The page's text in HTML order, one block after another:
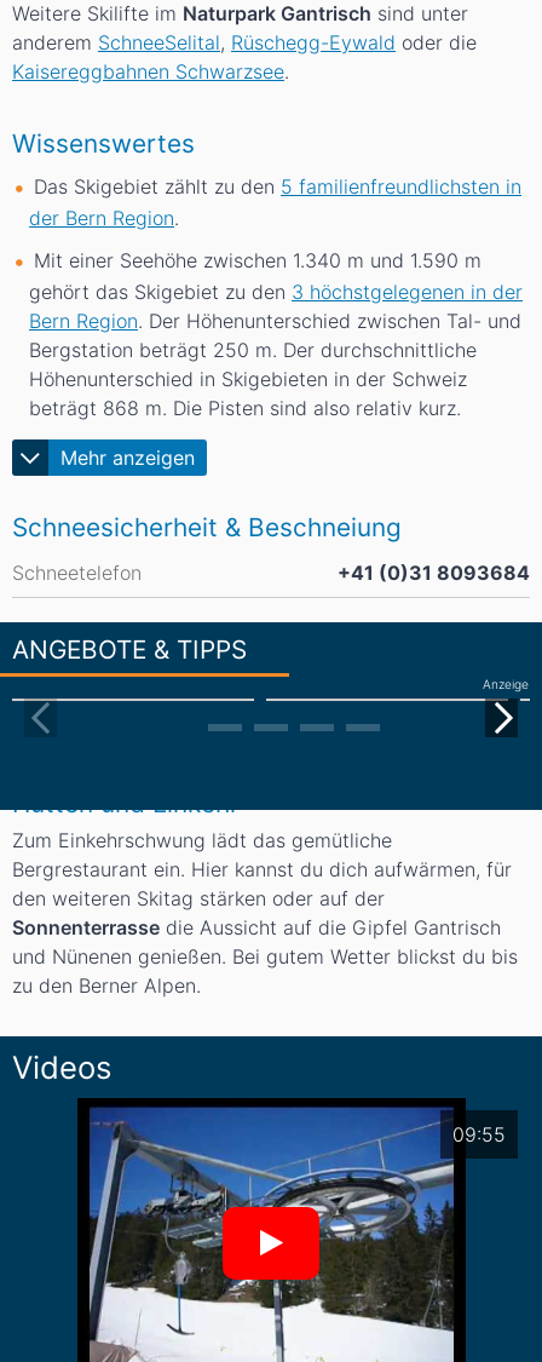
Weitere Skilifte im Naturpark Gantrisch sind unter
anderem SchneeSelital, Rüschegg-Eywald oder die
Kaisereggbahnen Schwarzsee.
Wissenswertes
Mehr anzeigen
Das Skigebiet zählt zu den 5 familienfreundlichsten in
der Bern Region.
Mit einer Seehöhe zwischen 1.340 m und 1.590 m
gehört das Skigebiet zu den 3 höchstgelegenen in der
Bern Region. Der Höhenunterschied zwischen Tal- und
Bergstation beträgt 250 m. Der durchschnittliche
Höhenunterschied in Skigebieten in der Schweiz
beträgt 868 m. Die Pisten sind also relativ kurz.
Schneesicherheit & Beschneiung
Schneetelefon +41 (0)31 8093684
ANGEBOTE & TIPPS
Anzeige
Hütten und Einkehr
Zum Einkehrschwung lädt das gemütliche
Bergrestaurant ein. Hier kannst du dich aufwärmen, für
den weiteren Skitag stärken oder auf der
Sonnenterrasse die Aussicht auf die Gipfel Gantrisch
und Nünenen genießen. Bei gutem Wetter blickst du bis
zu den Berner Alpen.
Videos
09:55